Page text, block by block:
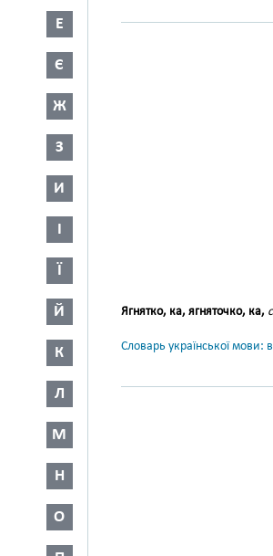
Е
Є
Ж
З
И
І
Ї
Й
К
Л
М
Н
О
Ягнятко, ка, ягняточко, ка,
Словарь української